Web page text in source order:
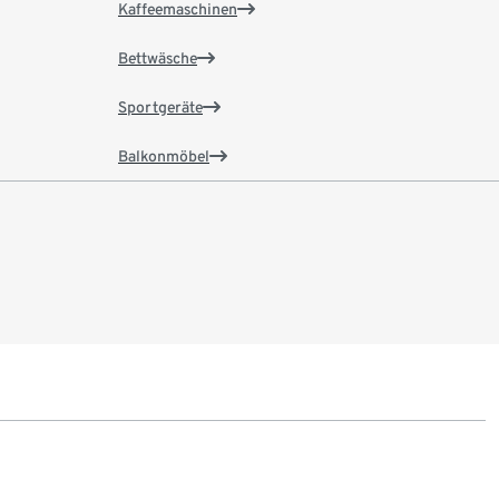
Kaffeemaschinen
Bettwäsche
Sportgeräte
Balkonmöbel